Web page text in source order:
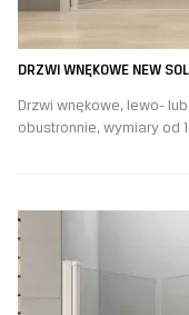
DRZWI WNĘKOWE NEW
Drzwi wnękowe, lewo-
obustronnie, wymiary od